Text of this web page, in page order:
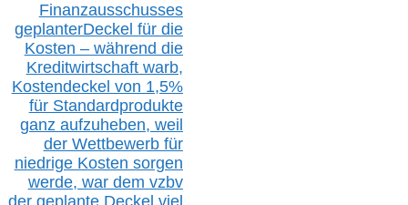
Finanzausschusses
geplanterDeckel für die
Kosten – während die
Kreditwirtschaft warb,
Kostendeckel von 1,5%
für Standardprodukte
ganz aufzuheben, weil
der Wettbewerb für
niedrige Kosten sorgen
werde, war dem vzbv
der geplante Deckel viel